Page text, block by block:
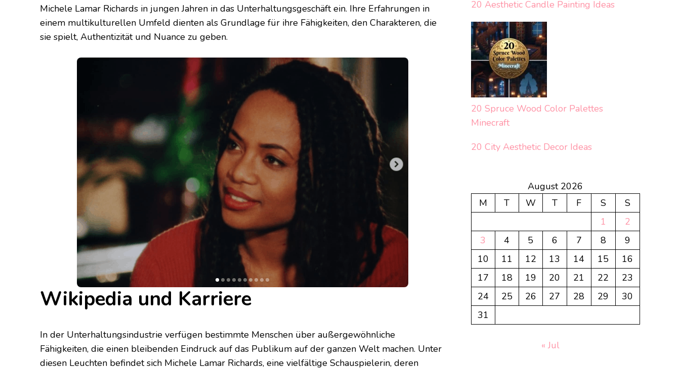
Michele Lamar Richards in jungen Jahren in das Unterhaltungsgeschäft ein. Ihre Erfahrungen in
einem multikulturellen Umfeld dienten als Grundlage für ihre Fähigkeiten, den Charakteren, die
sie spielt, Authentizität und Nuance zu geben.
Wikipedia und Karriere
In der Unterhaltungsindustrie verfügen bestimmte Menschen über außergewöhnliche
Fähigkeiten, die einen bleibenden Eindruck auf das Publikum auf der ganzen Welt machen. Unter
diesen Leuchten befindet sich Michele Lamar Richards, eine vielfältige Schauspielerin, deren
20 Aesthetic Candle Painting Ideas
20 Spruce Wood Color Palettes
Minecraft
20 City Aesthetic Decor Ideas
August 2026
M
T W T F S
S
1
2
3
4 5 6 7 8
9
10
11 12 13 14 15
16
17
18 19 20 21 22
23
24
25 26 27 28 29
30
31
« Jul